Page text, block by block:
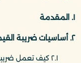
١. المقدمة
٢. أساسيات ضريبة القيمة المضافة
٢.١ كيف تعمل ضريبة القيمة المضافة في السعودية